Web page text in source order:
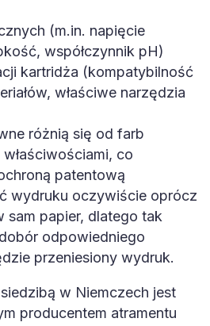
(m.in. napięcie
współczynnik pH)
kartridża (kompatybilność
właściwe narzędzia
różnią się od farb
co
patentową
wydruku oczywiście oprócz
sam papier, dlatego tak
odpowiedniego
przeniesiony wydruk.
w Niemczech jest
producentem atramentu